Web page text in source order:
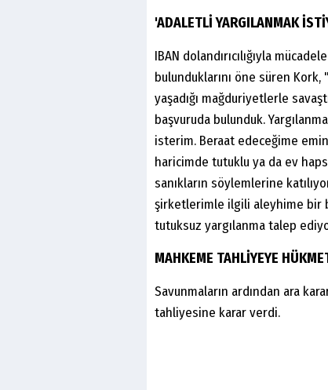
'ADALETLİ YARGILANMAK
IBAN dolandırıcılığıyla
bulunduklarını öne süren
yaşadığı mağduriyetlerle
başvuruda bulunduk.
isterim. Beraat edeceğime
haricimde tutuklu ya da ev
sanıkların söylemlerine
şirketlerimle ilgili aleyhime bir
tutuksuz yargılanma talep
MAHKEME TAHLİYEYE
Savunmaların ardından ara
tahliyesine karar verdi.